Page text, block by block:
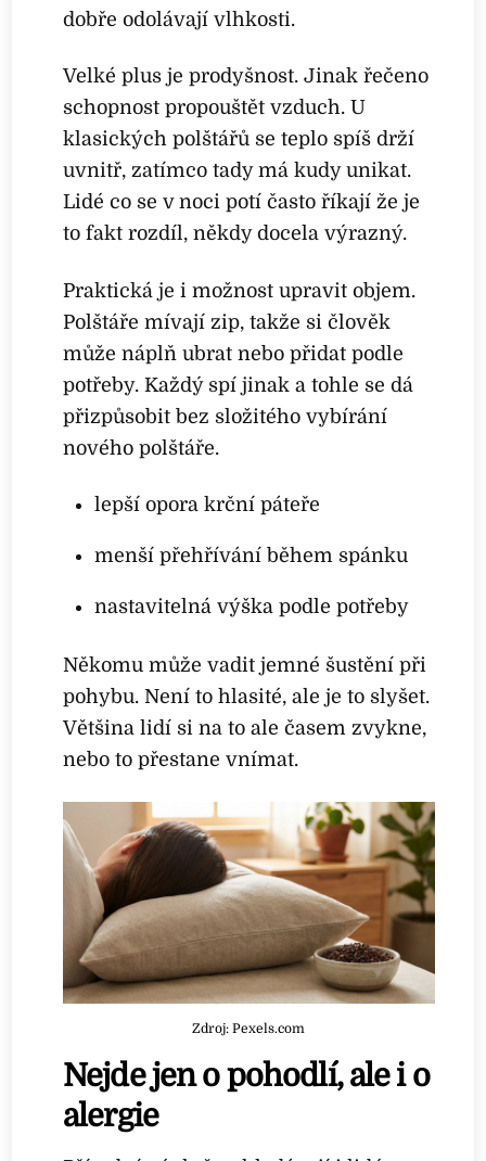
dobře odolávají vlhkosti.
Velké plus je prodyšnost. Jinak řečeno
schopnost propouštět vzduch. U
klasických polštářů se teplo spíš drží
uvnitř, zatímco tady má kudy unikat.
Lidé co se v noci potí často říkají že je
to fakt rozdíl, někdy docela výrazný.
Praktická je i možnost upravit objem.
Polštáře mívají zip, takže si člověk
může náplň ubrat nebo přidat podle
potřeby. Každý spí jinak a tohle se dá
přizpůsobit bez složitého vybírání
nového polštáře.
lepší opora krční páteře
menší přehřívání během spánku
nastavitelná výška podle potřeby
Někomu může vadit jemné šustění při
pohybu. Není to hlasité, ale je to slyšet.
Většina lidí si na to ale časem zvykne,
nebo to přestane vnímat.
Zdroj: Pexels.com
Nejde jen o pohodlí, ale i o
alergie